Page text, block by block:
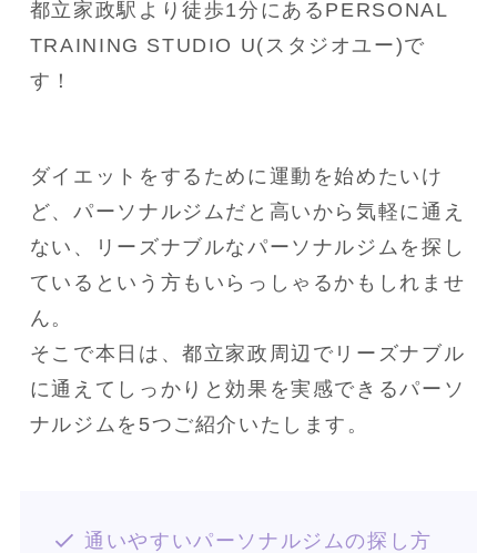
都立家政駅より徒歩1分にあるPERSONAL
TRAINING STUDIO U(スタジオユー)で
す！
ダイエットをするために運動を始めたいけ
ど、パーソナルジムだと高いから気軽に通え
ない、リーズナブルなパーソナルジムを探し
ているという方もいらっしゃるかもしれませ
ん。
そこで本日は、都立家政周辺でリーズナブル
に通えてしっかりと効果を実感できるパーソ
ナルジムを5つご紹介いたします。
通いやすいパーソナルジムの探し方